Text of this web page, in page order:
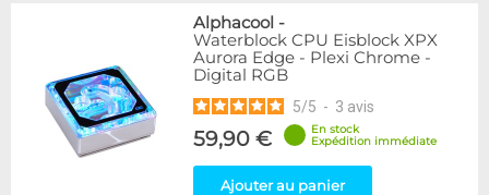
Alphacool -
Waterblock CPU Eisblock XPX
Aurora Edge - Plexi Chrome -
Digital RGB
5/5 - 3 avis
59,90 €
En stock
Expédition immédiate
Ajouter au panier